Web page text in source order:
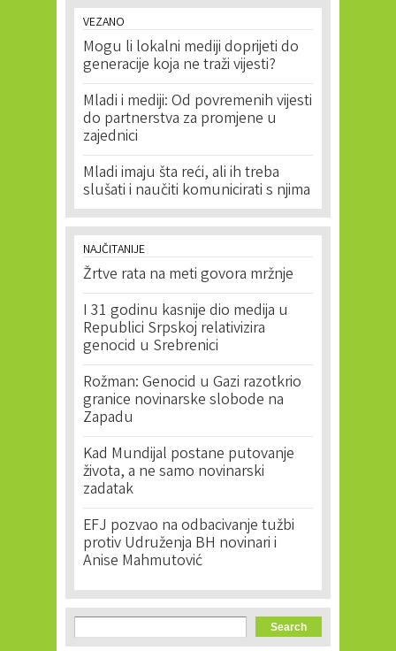
VEZANO
Mogu li lokalni mediji doprijeti do
generacije koja ne traži vijesti?
Mladi i mediji: Od povremenih vijesti
do partnerstva za promjene u
zajednici
Mladi imaju šta reći, ali ih treba
slušati i naučiti komunicirati s njima
NAJČITANIJE
Žrtve rata na meti govora mržnje
I 31 godinu kasnije dio medija u
Republici Srpskoj relativizira
genocid u Srebrenici
Rožman: Genocid u Gazi razotkrio
granice novinarske slobode na
Zapadu
Kad Mundijal postane putovanje
života, a ne samo novinarski
zadatak
EFJ pozvao na odbacivanje tužbi
protiv Udruženja BH novinari i
Anise Mahmutović
Search form
Search